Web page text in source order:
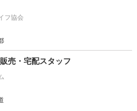
フ協会
売・宅配スタッフ